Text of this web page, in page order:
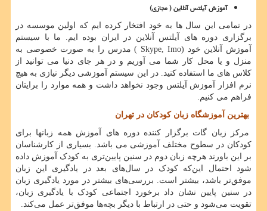
آموزش آیلتس آنلاین ( مجازی(
در تمامی این سال ها به خود افتخار کرده ایم که اولین موسسه در
برگزاری دوره های آیلتس آنلاین در ایران بوده ایم. ما با سیستم
آموزش آنلاین خود ( Skype, Imo) مدرس را به صورت خصوصی به
منزل و یا محل کار شما می آوریم و در هر جای دنیا می توانید از
کلاس های ما استفاده کنید. در این سیستم آموزشی دیگر نیازی به هیچ
نرم افزار آموزش آیلتس وجود نخواهد داشت و همه موارد را برایتان
فراهم می کنیم.
بهترین آموزشگاه زبان کودکان در تهران
مرکز زبان گات برگزار کننده دوره های آموزش همه زبانها برای
کودکان در سطوح مختلف آموزشی می باشد. بسیاری از کار‌شناسان
بر این باورند هرچه زبان دوم در سنین پایین‌تری به کودک آموزش داده
شود احتمال این‌که کودک در سال‌های بعد در یادگیری این زبان
موفق‌تر باشد، بیشتر است. بررسی‌های بیشتر در مورد یادگیری زبان
در سنین پایین نشان داد برخورد اجتماعی‌ کودک با یادگیری زبان،
تقویت می‌شود و حتی در ارتباط با دیگر بچه‌ها موفق‌تر عمل می‌کند.